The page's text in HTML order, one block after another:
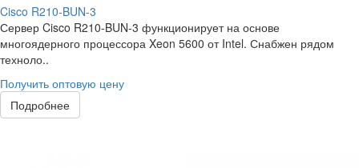
Cisco R210-BUN-3
Сервер Cisco R210-BUN-3 функционирует на основе
многоядерного процессора Xeon 5600 от Intel. Снабжен рядом
техноло..
Получить оптовую цену
Подробнее